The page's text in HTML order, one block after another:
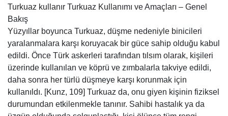
Turkuaz kullanır Turkuaz Kullanımı ve Amaçları – Genel
Bakış
Yüzyıllar boyunca Turkuaz, düşme nedeniyle binicileri
yaralanmalara karşı koruyacak bir güce sahip olduğu kabul
edildi. Önce Türk askerleri tarafından tılsım olarak, kişileri
üzerinde kullanılan ve köprü ve zımbalarla takviye edildi,
daha sonra her türlü düşmeye karşı korunmak için
kullanıldı. [Kunz, 109] Turkuaz da, onu giyen kişinin fiziksel
durumundan etkilenmekle tanınır. Sahibi hastalık ya da